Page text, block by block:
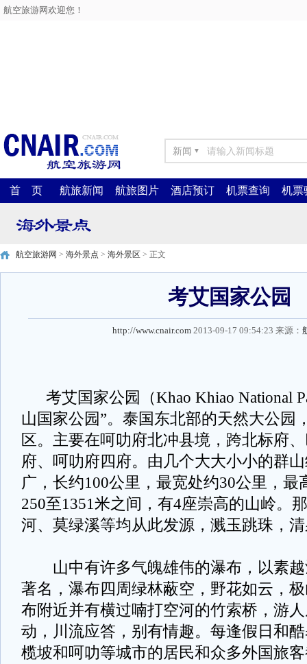
航空旅游网欢迎您！
新闻 ▼
首 页 航旅新闻 航旅图片 酒店预订 机票查询 机票
航空旅游网 > 海外景点 > 海外景区 > 正文
考艾国家公园
http://www.cnair.com 2013-09-17 09:54:23 来源：
考艾国家公园（Khao Khiao National
山国家公园”。泰国东北部的天然大公园
区。主要在呵叻府北冲县境，跨北标府
府、呵叻府四府。由几个大大小小的群
广，长约100公里，最宽处约30公里，最
250至1351米之间，有4座崇高的山岭。
河、莫绿溪等均从此发源，溅玉跳珠，
山中有许多气魄雄伟的瀑布，以素越
著名，瀑布四周绿林蔽空，野花如云，
布附近并有横过喃打空河的竹索桥，游
动，川流应答，别有情趣。每逢假日和
榄坡和呵叻等城市的居民和众多外国旅